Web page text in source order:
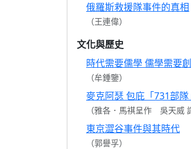
俄羅斯救援隊事件的真相
（王連偉）
文化與歷史
時代需要儒學 儒學需要
（牟鍾鑒）
麥克阿瑟 包庇「731部
（雅各．馬祺呈作 吳天威
東京澀谷事件與其時代
（郭譽孚）